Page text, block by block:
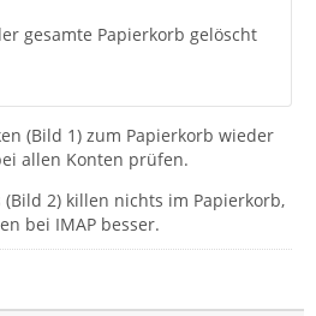
gesamte Papierkorb gelöscht
(Bild 1) zum Papierkorb wieder
allen Konten prüfen.
2) killen nichts im Papierkorb,
bei IMAP besser.